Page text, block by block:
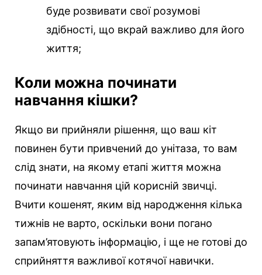
буде розвивати свої розумові
здібності, що вкрай важливо для його
життя;
Коли можна починати
навчання кішки?
Якщо ви прийняли рішення, що ваш кіт
повинен бути привчений до унітаза, то вам
слід знати, на якому етапі життя можна
починати навчання цій корисній звичці.
Вчити кошенят, яким від народження кілька
тижнів не варто, оскільки вони погано
запам’ятовують інформацію, і ще не готові до
сприйняття важливої котячої навички.